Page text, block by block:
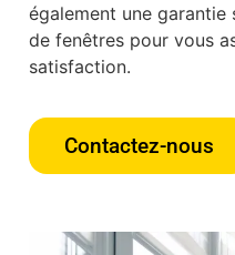
également une
de fenêtres pour vous
satisfaction.
Contactez-nous